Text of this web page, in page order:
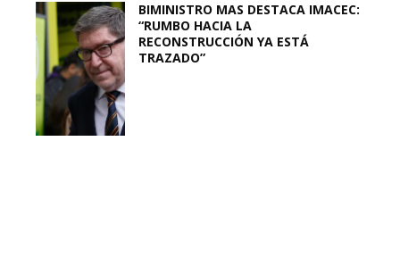
BIMINISTRO MAS DESTACA IMACEC:
“RUMBO HACIA LA
RECONSTRUCCIÓN YA ESTÁ
TRAZADO”